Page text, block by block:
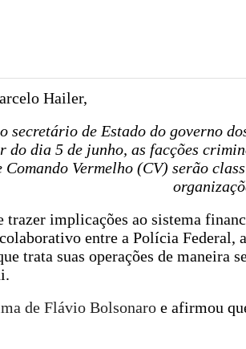
Hailer,
secretário de Estado do governo
do dia 5 de junho, as facções
Vermelho (CV) serão
trazer implicações ao sistema
entre a Polícia Federal,
trata suas operações de maneira
de Flávio Bolsonaroe afirmou